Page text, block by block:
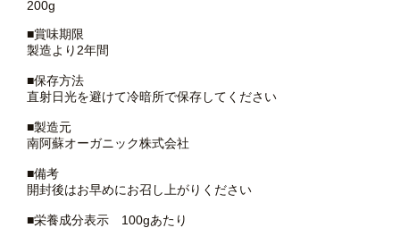
200g
■賞味期限
製造より2年間
■保存方法
直射日光を避けて冷暗所で保存してください
■製造元
南阿蘇オーガニック株式会社
■備考
開封後はお早めにお召し上がりください
■栄養成分表示 100gあたり